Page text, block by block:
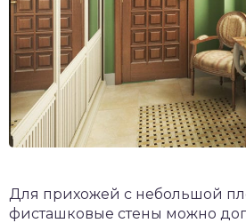
Для прихожей с небольшой
фисташковые стены можно